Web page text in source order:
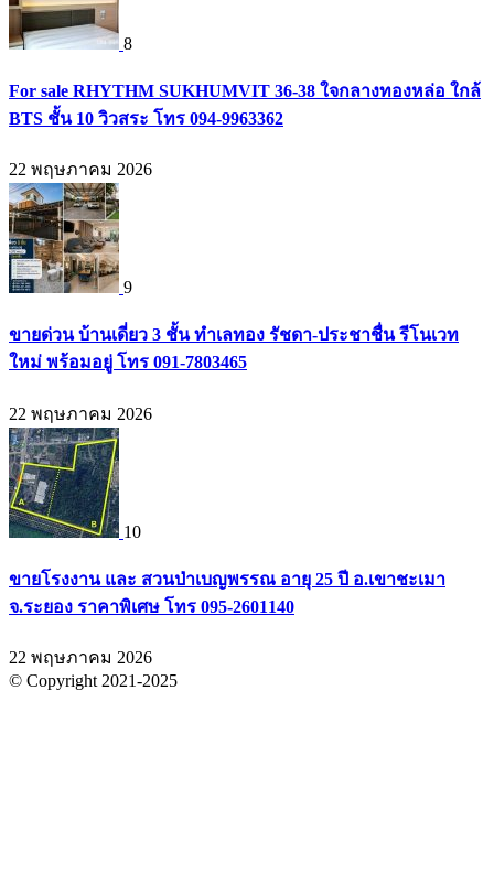
8
For sale RHYTHM SUKHUMVIT 36-38 ใจกลางทองหล่อ ใกล้
BTS ชั้น 10 วิวสระ โทร 094-9963362
22 พฤษภาคม 2026
9
ขายด่วน บ้านเดี่ยว 3 ชั้น ทำเลทอง รัชดา-ประชาชื่น รีโนเวท
ใหม่ พร้อมอยู่ โทร 091-7803465
22 พฤษภาคม 2026
10
ขายโรงงาน และ สวนป่าเบญพรรณ อายุ 25 ปี อ.เขาชะเมา
จ.ระยอง ราคาพิเศษ โทร 095-2601140
22 พฤษภาคม 2026
© Copyright 2021-2025